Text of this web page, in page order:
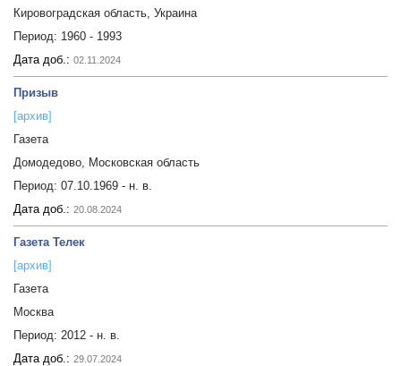
Кировоградская область, Украина
Период: 1960 - 1993
Дата доб.: 02.11.2024
Призыв
[архив]
Газета
Домодедово, Московская область
Период: 07.10.1969 - н. в.
Дата доб.: 20.08.2024
Газета Телек
[архив]
Газета
Москва
Период: 2012 - н. в.
Дата доб.: 29.07.2024